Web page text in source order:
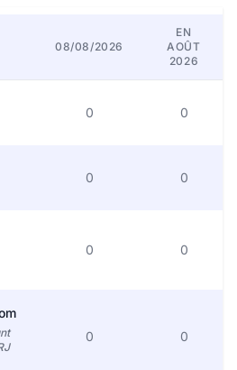
08/08/2026
EN
AOÛT
2026
0 0
0 0
0 0
0 0